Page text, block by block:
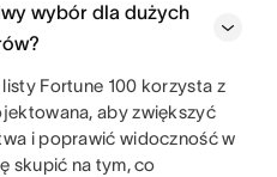
wybór dla dużych
Fortune 100 korzysta z
aby zwiększyć
i poprawić widoczność w
skupić na tym, co